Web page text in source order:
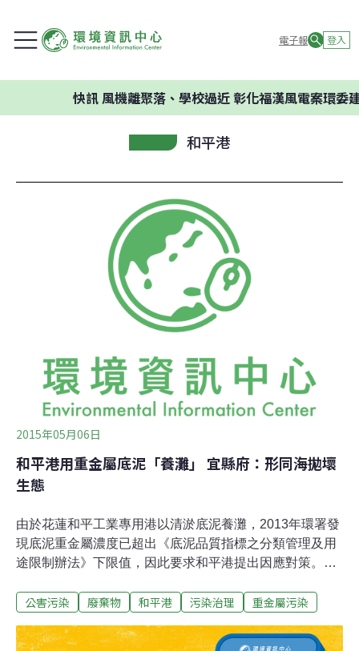
電子報 登入
風機離聚落、學校過近 彰化福漢風電案環委建議不
和平港
2015年05月06日
和平港用重金屬底泥「養灘」 宜縣府：形同海拋壞
生態
由於花蓮和平工業專用港以清淤底泥養灘，2013年環署發
現底泥重金屬濃度已超出《底泥品質指標之分類管理及用
途限制辦法》下限值，因此要求和平港提出因應對策。6
養灘料源，但航道疏浚底泥仍可」的對策，並要求加強監
「養灘就是海拋」，指和平港10年來養灘了近400萬噸底
公害污染 廢棄物 和平港 污染治理 重金屬污染